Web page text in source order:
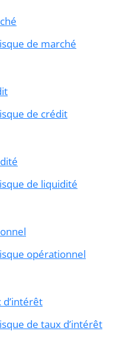
de marché
de crédit
de liquidité
opérationnel
de taux d’intérêt